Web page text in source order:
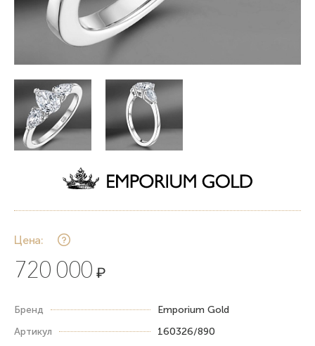
Цена:
720 000 ₽
Бренд
Emporium Gold
Артикул
160326/890